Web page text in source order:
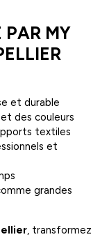
PAR MY
et durable
des couleurs
textiles
et
grandes
, transformez